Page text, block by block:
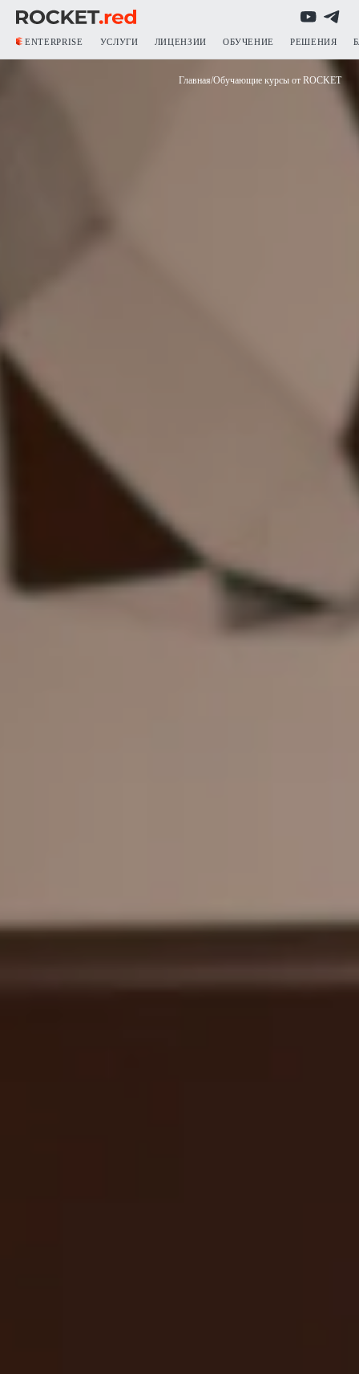
ENTERPRISE УСЛУГИ ЛИЦЕНЗИИ ОБУЧЕНИЕ РЕШЕНИЯ
Главная/Обучающие курсы от ROCKET